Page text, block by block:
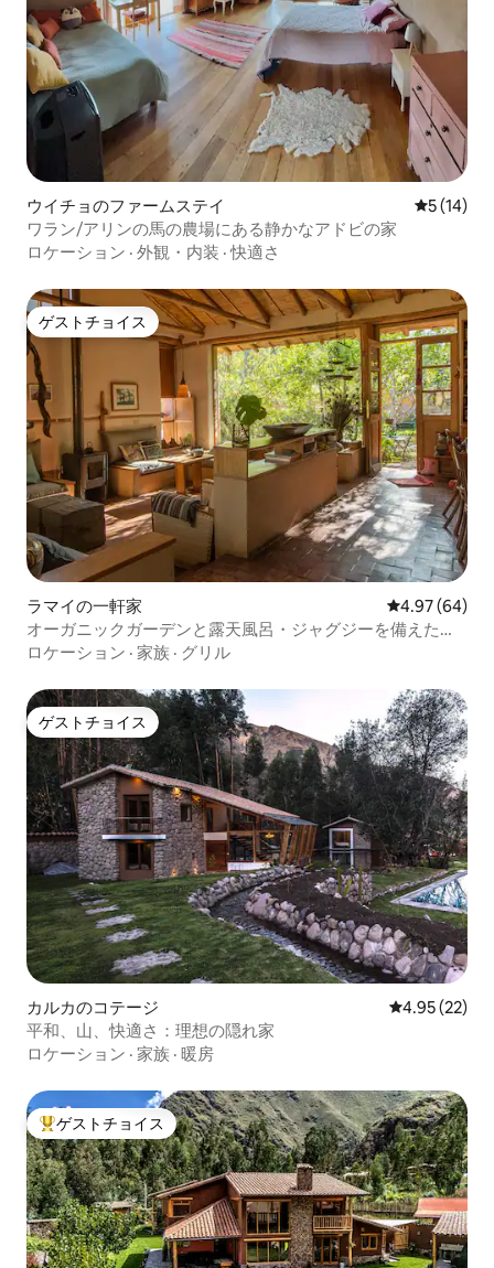
ウイチョのファームステイ レビュー
5 (14)
ワラン/アリンの馬の農場にある静かなアドビの家
ロケーション · 外観・内装 ·快適さ
ゲストチョイス
ゲストチョイス
ラマイの一軒家 レビュー64
4.97 (64)
オーガニックガーデンと露天風呂・ジャグジーを備えた美
しい家
ロケーション · 家族 · グリル
ゲストチョイス
ゲストチョイス
カルカのコテージ レビュー22
4.95 (22)
平和、山、快適さ：理想の隠れ家
ロケーション · 家族 · 暖房
大好評のゲストチョイスです。
ゲストチョイス